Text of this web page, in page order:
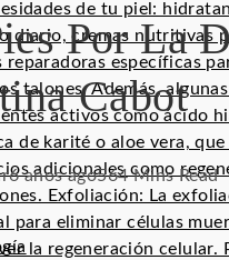
de tu piel:
diario, cremas nutritivas
reparadoras específicas
talones. Además,
activos como ácido
de karité o aloe vera,
adicionales como
Exfoliación: La
para eliminar células
la regeneración celular.
Por La
Cabot
6 años ago564 Mins Read